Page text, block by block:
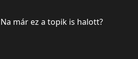
Na már ez a topik is halott?